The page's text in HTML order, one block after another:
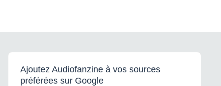
Ajoutez Audiofanzine à vos sources
préférées sur Google